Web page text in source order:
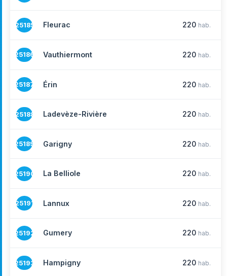
25185 Fleurac 220 hab.
25186 Vauthiermont 220 hab.
25187 Érin 220 hab.
25188 Ladevèze-Rivière 220 hab.
25189 Garigny 220 hab.
25190 La Belliole 220 hab.
25191 Lannux 220 hab.
25192 Gumery 220 hab.
25193 Hampigny 220 hab.